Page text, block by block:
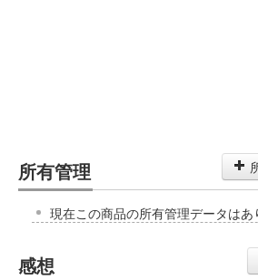
所有管理
現在この商品の所有管理データはあ
感想